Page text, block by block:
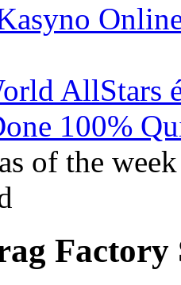
AllStars
100%
of the week
Factory